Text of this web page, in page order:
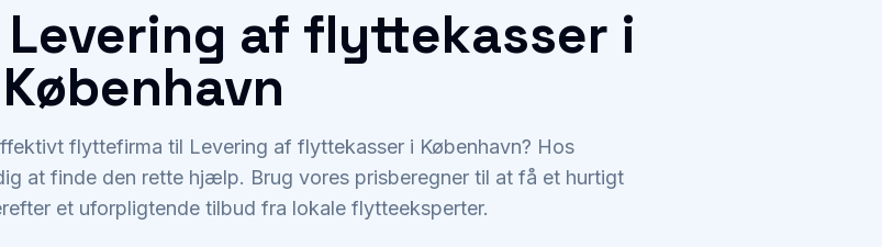
af flyttekasser i
København
flyttefirma til Levering af flyttekasser i København? Hos
at finde den rette hjælp. Brug vores prisberegner til at få et hurtigt
et uforpligtende tilbud fra lokale flytteeksperter.